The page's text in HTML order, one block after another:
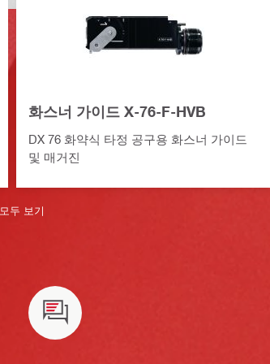
화스너 가이드 X-76-F-HVB
DX 76 화약식 타정 공구용 화스너 가이드
및 매거진
모두 보기